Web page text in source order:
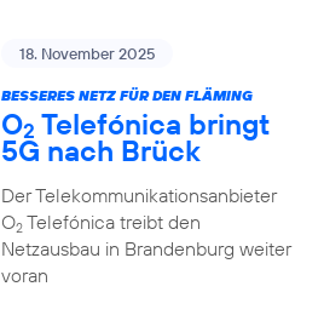
18. November 2025
BESSERES NETZ FÜR DEN FLÄMING
O2 Telefónica bringt
5G nach Brück
Der Telekommunikationsanbieter
O2Telefónica treibt den
Netzausbau in Brandenburg weiter
voran